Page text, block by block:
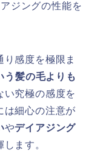
ジングの性能を
り感度を極限ま
う髪の毛よりも
い究極の感度を
は細心の注意が
やデイアジング
ます。